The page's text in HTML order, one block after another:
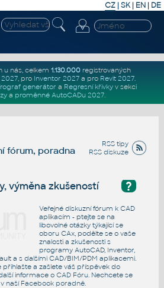
CZ | SK| EN | DE
u nás, celkem 1.130.000registrovaných
2027, pro Inventor 2027a pro Revit 2027.
generátor a Regresní křivkyv sekci
a proměnné AutoCADu 2027.
RSS tipy
RSS diskuze
fórum, poradna
?
výměna zkušeností
Veřejné diskuzní fórum k CAD
aplikacím - ptejte se na
libovolné otázky týkající se
oboru CAx, podělte se o vaše
znalosti a zkušenosti s
programy AutoCAD, Inventor,
a s dalšími CAD/BIM/PDM aplikacemi.
přihlašte a zašlete váš příspěvek do
informace o CAD Fóru. Nechcete se
naší Facebook poradně.